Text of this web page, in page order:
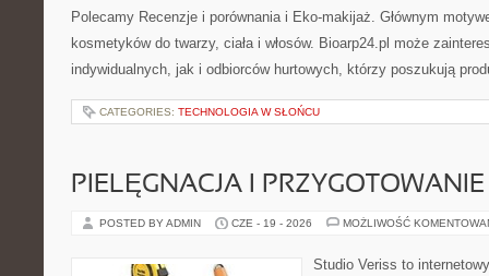
Polecamy Recenzje i porównania i Eko-makijaż. Głównym
kosmetyków do twarzy, ciała i włosów. Bioarp24.pl może
indywidualnych, jak i odbiorców hurtowych, którzy poszukują
CATEGORIES: TECHNOLOGIA W SŁOŃCU
PIELĘGNACJA I
POSTED BY ADMIN CZE - 19 - 2026 MOŻLIWOŚĆ
Studio Veriss to